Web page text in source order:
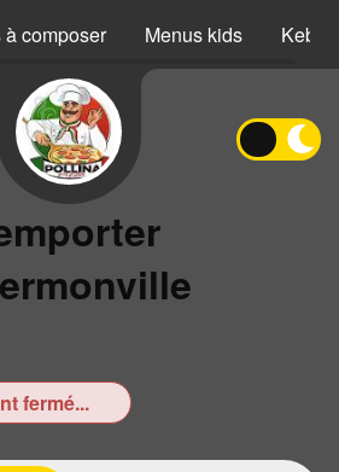
à composer Menus kids
fermé...